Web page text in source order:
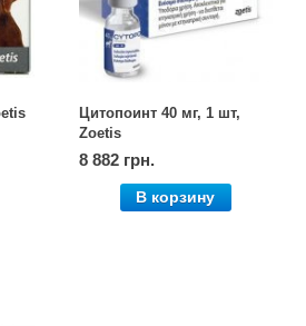
Цитопоинт 40 мг, 1 шт,
Zoetis
8 882 грн.
В корзину